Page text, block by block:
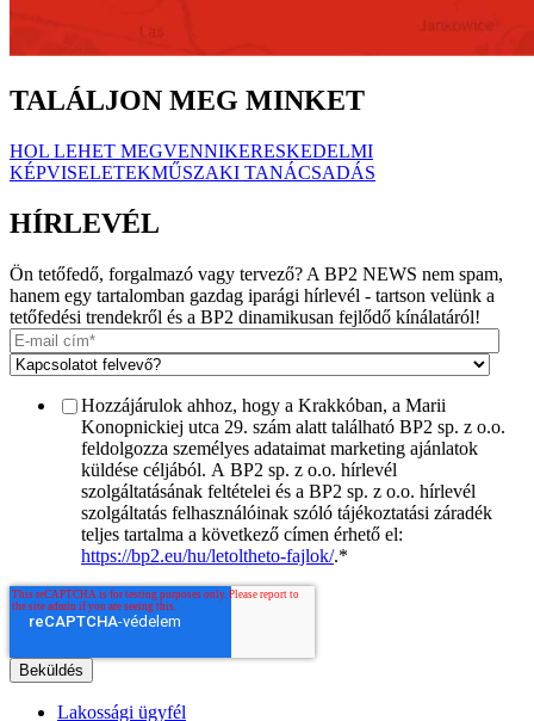
TALÁLJON MEG MINKET
HOL LEHET MEGVENNIKERESKEDELMI
KÉPVISELETEKMŰSZAKI TANÁCSADÁS
HÍRLEVÉL
Ön tetőfedő, forgalmazó vagy tervező? A BP2 NEWS nem spam,
hanem egy tartalomban gazdag iparági hírlevél - tartson velünk a
tetőfedési trendekről és a BP2 dinamikusan fejlődő kínálatáról!
Hozzájárulok ahhoz, hogy a Krakkóban, a Marii
Konopnickiej utca 29. szám alatt található BP2 sp. z o.o.
feldolgozza személyes adataimat marketing ajánlatok
küldése céljából. A BP2 sp. z o.o. hírlevél
szolgáltatásának feltételei és a BP2 sp. z o.o. hírlevél
szolgáltatás felhasználóinak szóló tájékoztatási záradék
teljes tartalma a következő címen érhető el:
https://bp2.eu/hu/letoltheto-fajlok/.*
Lakossági ügyfél